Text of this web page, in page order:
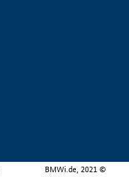
BMWi.de, 2021 ©